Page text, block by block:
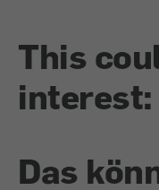
This
interest:
Das